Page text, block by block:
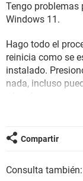
Tengo problemas
Windows 11.
Hago todo el
reinicia como se
instalado.
nada, incluso
Compartir
Consulta también: